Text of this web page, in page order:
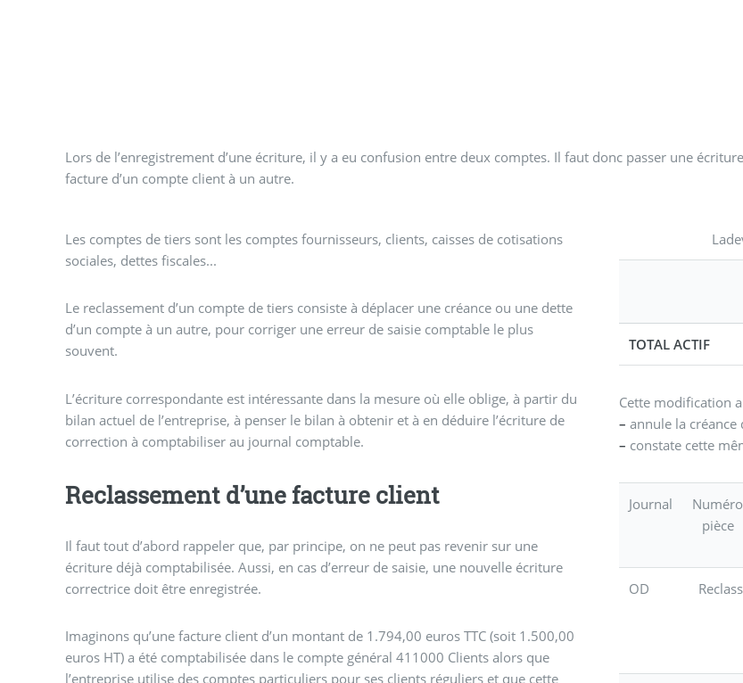
Lors de l’enregistrement d’une écriture, il y a eu confusion entre deux comptes. Il faut donc passer une
facture d’un compte client à un autre.
Les comptes de tiers sont les comptes fournisseurs, clients, caisses de cotisations
sociales, dettes fiscales...
Le reclassement d’un compte de tiers consiste à déplacer une créance ou une dette
d’un compte à un autre, pour corriger une erreur de saisie comptable le plus
souvent.
L’écriture correspondante est intéressante dans la mesure où elle oblige, à partir du
bilan actuel de l’entreprise, à penser le bilan à obtenir et à en déduire l’écriture de
correction à comptabiliser au journal comptable.
Reclassement d’une facture client
Il faut tout d’abord rappeler que, par principe, on ne peut pas revenir sur une
écriture déjà comptabilisée. Aussi, en cas d’erreur de saisie, une nouvelle écriture
correctrice doit être enregistrée.
Imaginons qu’une facture client d’un montant de 1.794,00 euros TTC (soit 1.500,00
euros HT) a été comptabilisée dans le compte général 411000 Clients alors que
l’entreprise utilise des comptes particuliers pour ses clients réguliers et que cette
TOTAL ACTIF
Cette modification
– annule la
– constate cette
Journal
Numéro
pièce
OD Reclass